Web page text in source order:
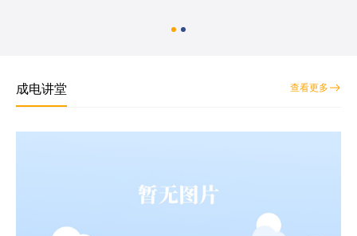
成电讲堂 查看更多